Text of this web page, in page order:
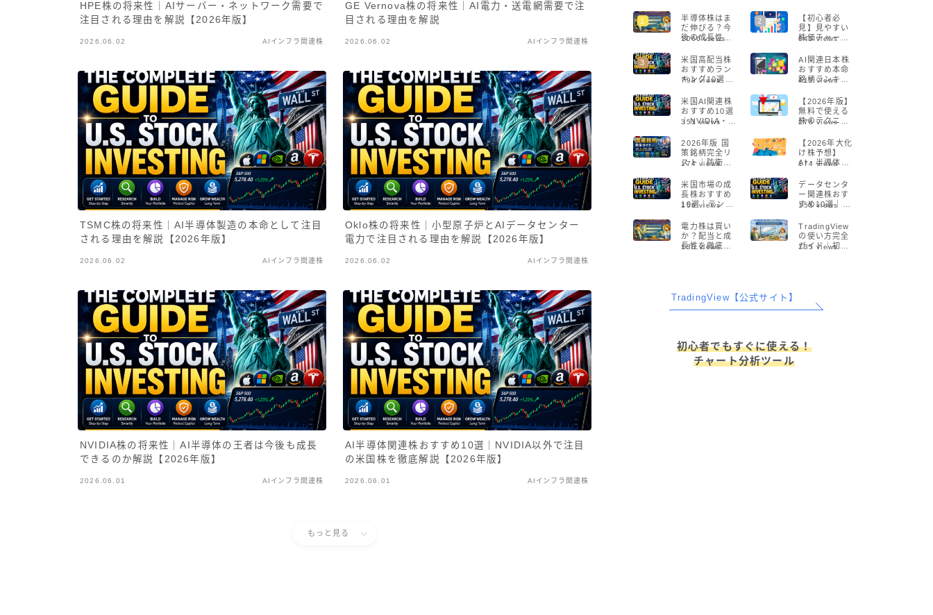
HPE株の将来性｜AIサーバー・ネットワーク需要で
注目される理由を解説【2026年版】
2026.06.02 AIインフラ関連株
GE Vernova株の将来性｜AI電力・送電網需要で注
目される理由を解説
2026.06.02 AIインフラ関連株
TSMC株の将来性｜AI半導体製造の本命として注目
される理由を解説【2026年版】
2026.06.02 AIインフラ関連株
Oklo株の将来性｜小型原子炉とAIデータセンター
電力で注目される理由を解説【2026年版】
2026.06.02 AIインフラ関連株
NVIDIA株の将来性｜AI半導体の王者は今後も成長
できるのか解説【2026年版】
2026.06.01 AIインフラ関連株
AI半導体関連株おすすめ10選｜NVIDIA以外で注目
の米国株を徹底解説【2026年版】
2026.06.01 AIインフラ関連株
もっと見る
半導体株はま
だ伸びる？今
後の成長性を
【2026年版】
1066views
【初心者必
見】見やすい
株価チャート
ロも愛用する
無料ツールを
徹底解説
845views
米国高配当株
おすすめラン
キング10選
利回り・増
配・リスクを
徹底比較
798views
AI関連日本株
おすすめ本命
銘柄ランキン
新】
413views
米国AI関連株
おすすめ10選
｜NVIDIA・半
の本命銘柄
【2026】
351 views
【2026年版】
無料で使える
株のテクニカ
選！初心者で
も簡単に始め
られる
278views
2026年版 国
策銘柄完全リ
スト｜防衛・
通信の本命株
まとめ
174views
【2026年大化
け株予想】
AI・半導体・
る注目銘柄と
投資戦略
174 views
米国市場の成
長株おすすめ
10選｜テンバ
つけ方とリス
クを解説
156views
データセンタ
ー関連株おす
すめ10選｜AI
米国注目銘柄
を徹底解説
【2026年版】
155views
電力株は買い
か？配当と成
長性を徹底分
136views
TradingView
の使い方完全
ガイド｜初心
135 views
TradingView【公式サイト】
初心者でもすぐに使える！
チャート分析ツール